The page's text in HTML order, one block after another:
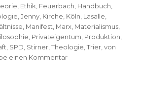
Ethik Feuerbach Handbuch
,Jenny Kirche Köln Lasalle
Manifest Marx Materialismus
Privateigentum Produktion
SPD Stirner ,Theologie ,Trier ,von
einen Kommentarzu